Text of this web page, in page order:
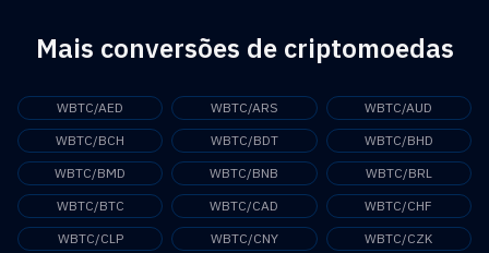
Mais conversões de criptomoedas
WBTC/AED WBTC/ARS
WBTC/AUD
WBTC/BCH
WBTC/BDT
WBTC/BHD
WBTC/BMD
WBTC/BNB
WBTC/BRL
WBTC/BTC
WBTC/CAD
WBTC/CHF
WBTC/CLP
WBTC/CNY
WBTC/CZK